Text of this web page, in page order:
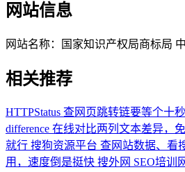
网站信息
网站名称： 国家知识产权局商标局
相关推荐
HTTPStatus 查网页跳转链要等个十
difference 在线对比两列文本差异，
就行 搜狗资源平台 查网站数据、看
用，速度倒是挺快 搜外网 SEO培训